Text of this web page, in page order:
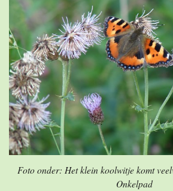
Foto onder: Het klein koolwitje komt
Onkelpad